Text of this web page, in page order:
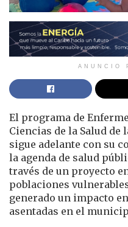
ANUNCIO
El programa de
Ciencias de la Salud de
sigue adelante con su
la agenda de salud
través de un proyecto
poblaciones
generado un impacto
asentadas en el